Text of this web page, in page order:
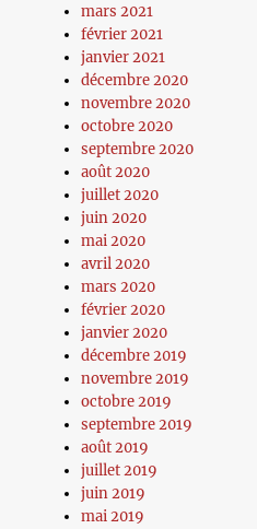
mars 2021
février 2021
janvier 2021
décembre 2020
novembre 2020
octobre 2020
septembre 2020
août 2020
juillet 2020
juin 2020
mai 2020
avril 2020
mars 2020
février 2020
janvier 2020
décembre 2019
novembre 2019
octobre 2019
septembre 2019
août 2019
juillet 2019
juin 2019
mai 2019